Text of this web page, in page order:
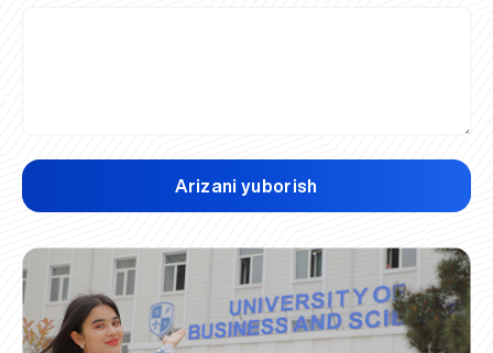
Arizani yuborish